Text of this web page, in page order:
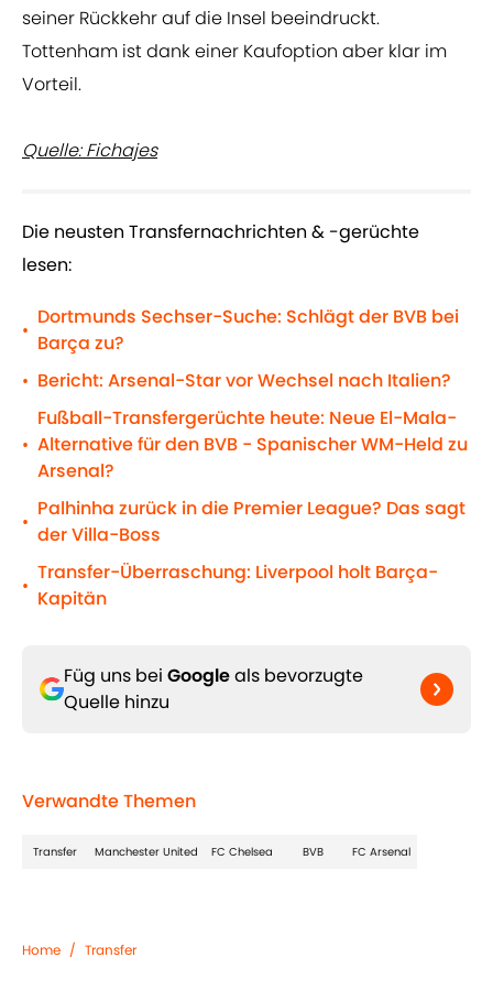
seiner Rückkehr auf die Insel beeindruckt.
Tottenham ist dank einer Kaufoption aber klar im
Vorteil.
Quelle: Fichajes
Die neusten Transfernachrichten & -gerüchte
lesen:
•
Dortmunds Sechser-Suche: Schlägt der BVB bei
Barça zu?
• Bericht: Arsenal-Star vor Wechsel nach Italien?
•
Fußball-Transfergerüchte heute: Neue El-Mala-
Alternative für den BVB - Spanischer WM-Held zu
Arsenal?
•
Palhinha zurück in die Premier League? Das sagt
der Villa-Boss
•
Transfer-Überraschung: Liverpool holt Barça-
Kapitän
Füg uns bei Googleals bevorzugte
Quelle hinzu
Verwandte Themen
Transfer Manchester United FC Chelsea BVB FC Arsenal
Home / Transfer